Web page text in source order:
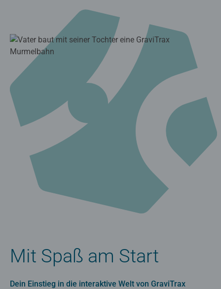
Mit Spaß am Start
Dein Einstieg in die interaktive Welt von GraviTrax